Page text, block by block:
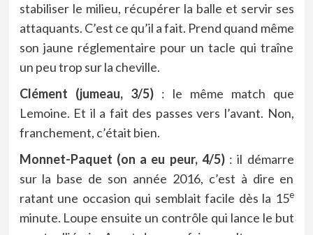
stabiliser le milieu, récupérer la balle et servir ses
attaquants. C’est ce qu’il a fait. Prend quand même
son jaune réglementaire pour un tacle qui traîne
un peu trop sur la cheville.
Clément (jumeau, 3/5): le même match que
Lemoine. Et il a fait des passes vers l’avant. Non,
franchement, c’était bien.
Monnet-Paquet (on a eu peur, 4/5): il démarre
sur la base de son année 2016, c’est à dire en
ratant une occasion qui semblait facile dès la 15e
minute. Loupe ensuite un contrôle qui lance le but